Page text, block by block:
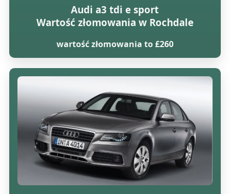
Audi a3 tdi e sport
Wartość złomowania w Rochdale
wartość złomowania to £260